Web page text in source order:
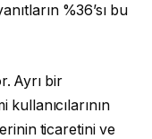
%36’sı bu
Ayrı bir
ticaretini ve